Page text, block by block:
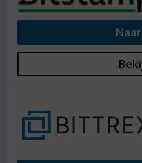
van nationaliteit, maar
zichtbaar welke
bepaalde
bijvoorbeeld
mogelijkheid om geld
via CEX.IO te
meest actuele overzicht
uitgesloten om te